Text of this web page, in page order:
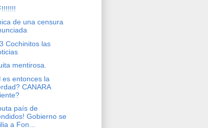
de una censura
Cochinitos las
mentirosa.
es entonces la
CANARA
país de
Gobierno se
a Fon...